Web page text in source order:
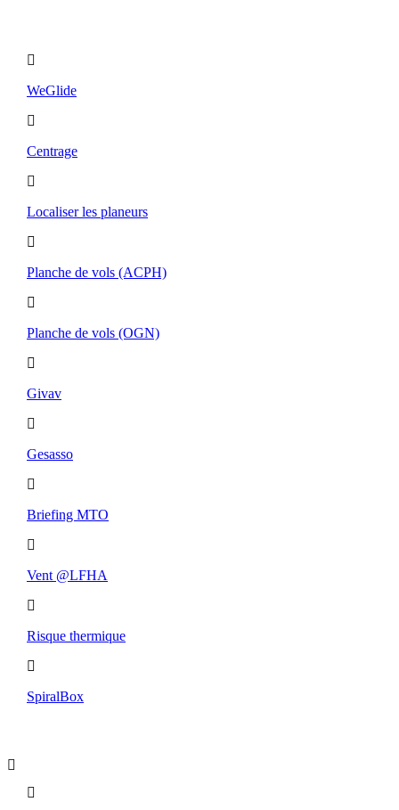
WeGlide
Centrage
Localiser les planeurs
Planche de vols (ACPH)
Planche de vols (OGN)
Givav
Gesasso
Briefing MTO
Vent @LFHA
Risque thermique
SpiralBox